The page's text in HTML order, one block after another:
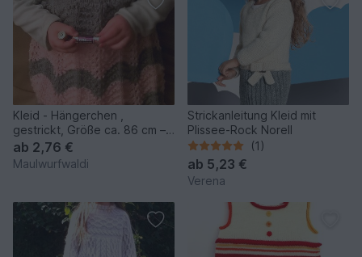
Kleid - Hängerchen ,
gestrickt, Größe ca. 86 cm –
92 cm
ab 2,76 €
Maulwurfwaldi
Strickanleitung Kleid mit
Plissee-Rock Norell
(1)
ab 5,23 €
Verena